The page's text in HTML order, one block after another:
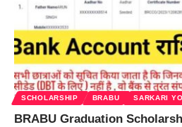
SCHOLARSHIP BRABU SARKARI
BRABU Graduation